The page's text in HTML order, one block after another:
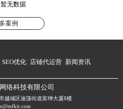
暂无数据
案例
SEO优化 店铺代运营 新闻资讯
络科技有限公司
越城区迪荡街道富绅大厦8楼